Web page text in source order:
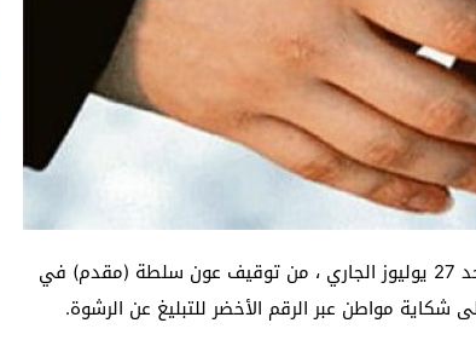
تمكنت عناصر الضابطة القضائية بمدينة إيموزار كندر، يومه الاحد 27 يوليوز الجاري ، من توقيف عون سلطة (مقدم) في